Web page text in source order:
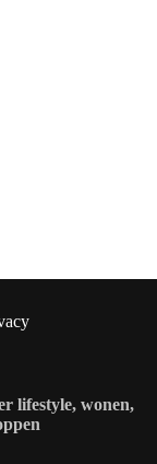
lifestyle, wonen,